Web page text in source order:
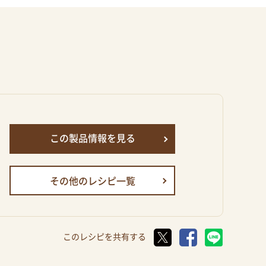
この製品情報を見る
その他のレシピ一覧
このレシピを共有する